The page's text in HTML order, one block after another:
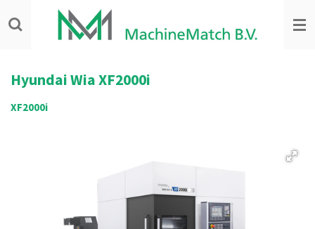
direct
hoofdinhoud
Hyundai WiaXF2000i
XF2000i